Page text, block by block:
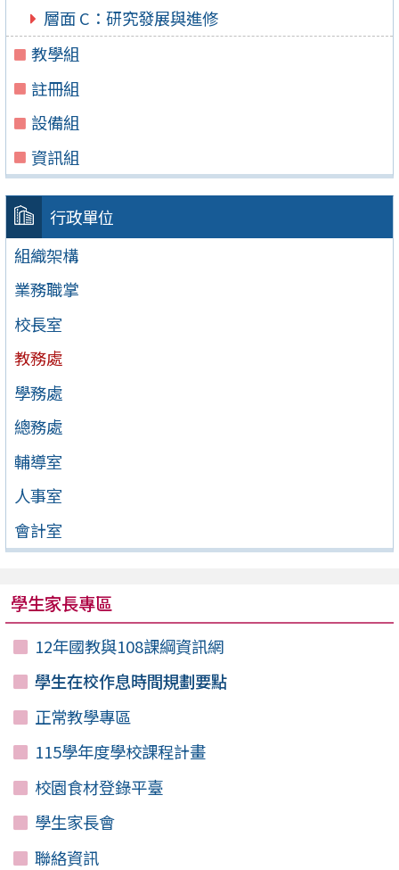
層面 C：研究發展與進修
教學組
註冊組
設備組
資訊組
行政單位
組織架構
業務職掌
校長室
教務處
學務處
總務處
輔導室
人事室
會計室
學生家長專區
12年國教與108課綱資訊網
學生在校作息時間規劃要點
正常教學專區
115學年度學校課程計畫
校園食材登錄平臺
學生家長會
聯絡資訊